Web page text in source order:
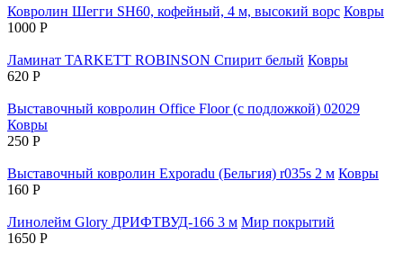
Ковролин Шегги SH60, кофейный, 4 м, высокий ворс Ковры
1000 Р
Ламинат TARKETT ROBINSON Cпирит белый Ковры
620 Р
Выставочный ковролин Office Floor (с подложкой) 02029
Ковры
250 Р
Выставочный ковролин Exporadu (Бельгия) r035s 2 м Ковры
160 Р
Линолейм Glory ДРИФТВУД-166 3 м Мир покрытий
1650 Р